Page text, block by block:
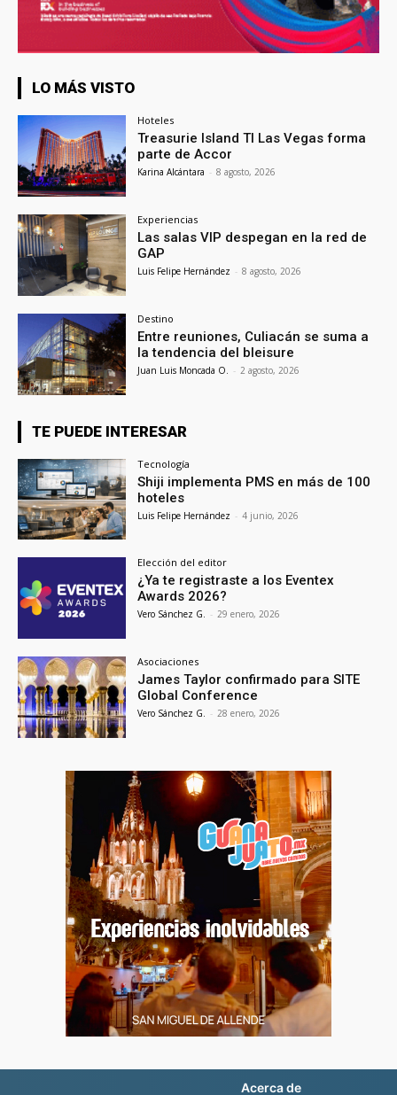
LO MÁS VISTO
Hoteles
Treasurie Island TI Las Vegas forma
parte de Accor
Karina Alcántara - 8 agosto, 2026
Experiencias
Las salas VIP despegan en la red de
GAP
Luis Felipe Hernández - 8 agosto, 2026
Destino
Entre reuniones, Culiacán se suma a
la tendencia del bleisure
Juan Luis Moncada O. - 2 agosto, 2026
TE PUEDE INTERESAR
Tecnología
Shiji implementa PMS en más de 100
hoteles
Luis Felipe Hernández - 4 junio, 2026
Elección del editor
¿Ya te registraste a los Eventex
Awards 2026?
Vero Sánchez G. - 29 enero, 2026
Asociaciones
James Taylor confirmado para SITE
Global Conference
Vero Sánchez G. - 28 enero, 2026
Acerca de